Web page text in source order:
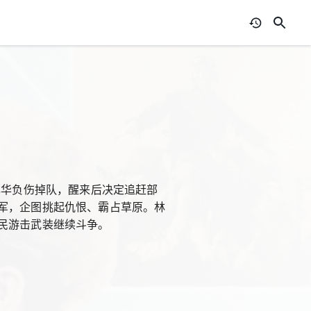
负伤掉队，醒来后决定追赶部
，企图挑起仇恨、霸占草原。林
击武装继续斗争。